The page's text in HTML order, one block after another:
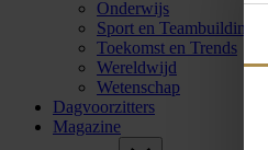
Onderwijs
Sport en Teambuilding
Toekomst en Trends
Wereldwijd
Wetenschap
Dagvoorzitters
Magazine